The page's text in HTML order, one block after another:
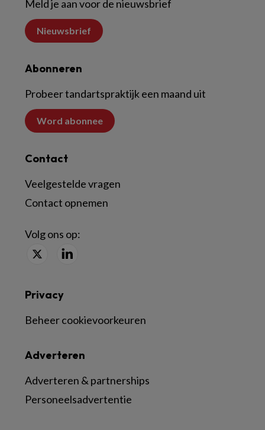
Meld je aan voor de nieuwsbrief
Nieuwsbrief
Abonneren
Probeer tandartspraktijk een maand uit
Word abonnee
Contact
Veelgestelde vragen
Contact opnemen
Volg ons op:
Adverteren
Adverteren & partnerships
Personeelsadvertentie
Privacy
Beheer cookievoorkeuren